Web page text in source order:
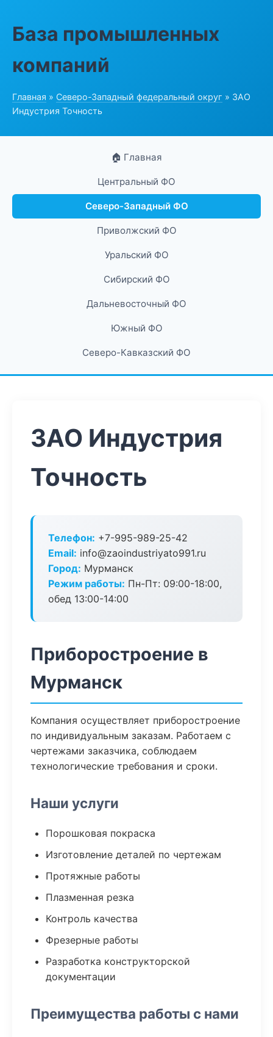
База промышленных
компаний
Главная » Северо-Западный федеральный округ » ЗАО
Индустрия Точность
🏠 Главная
Центральный ФО
Северо-Западный ФО
Приволжский ФО
Уральский ФО
Сибирский ФО
Дальневосточный ФО
Южный ФО
Северо-Кавказский ФО
ЗАО Индустрия
Точность
Телефон: +7-995-989-25-42
Email: info@zaoindustriyato991.ru
Город: Мурманск
Режим работы: Пн-Пт: 09:00-18:00,
обед 13:00-14:00
Приборостроение в
Мурманск
Компания осуществляет приборостроение
по индивидуальным заказам. Работаем с
чертежами заказчика, соблюдаем
технологические требования и сроки.
Наши услуги
Порошковая покраска
Изготовление деталей по чертежам
Протяжные работы
Плазменная резка
Контроль качества
Фрезерные работы
Разработка конструкторской
документации
Преимущества работы с нами